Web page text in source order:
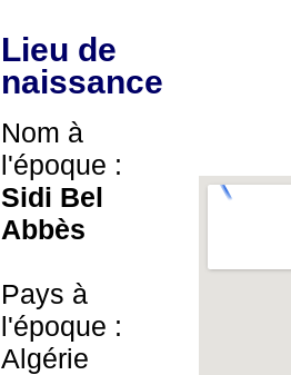
Lieu de
naissance
Nom à
l'époque :
Sidi Bel
Abbès
Pays à
l'époque :
Algérie